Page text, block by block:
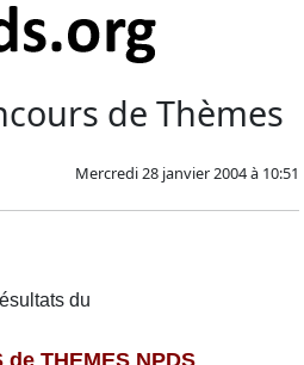
de Thèmes
Mercredi 28 janvier 2004 à 10:51
du
de THEMES NPDS